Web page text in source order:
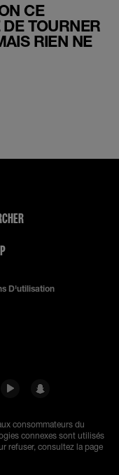
CE
DE TOURNER
RIEN NE
D'utilisation
consommateurs du
connexes sont utilisés
refuser, consultez la page